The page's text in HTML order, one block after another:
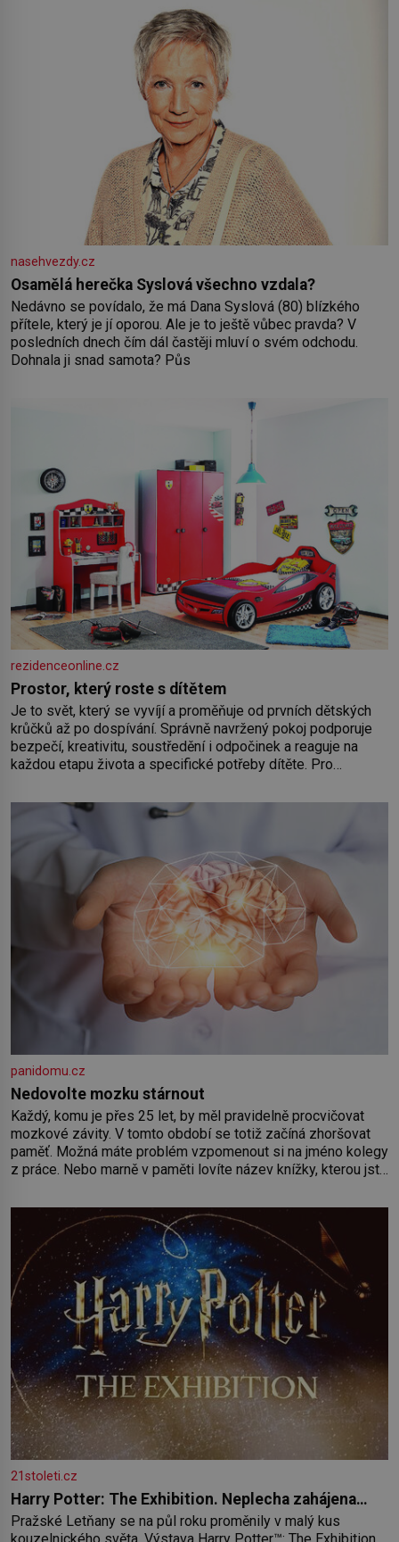
nasehvezdy.cz
Osamělá herečka Syslová všechno vzdala?
Nedávno se povídalo, že má Dana Syslová (80) blízkého
přítele, který je jí oporou. Ale je to ještě vůbec pravda? V
posledních dnech čím dál častěji mluví o svém odchodu.
Dohnala ji snad samota? Půs
rezidenceonline.cz
Prostor, který roste s dítětem
Je to svět, který se vyvíjí a proměňuje od prvních dětských
krůčků až po dospívání. Správně navržený pokoj podporuje
bezpečí, kreativitu, soustředění i odpočinek a reaguje na
každou etapu života a specifické potřeby dítěte. Pro
by pokoj miminka měl působit především klidně a útulně.
Předškolní věk je
panidomu.cz
Nedovolte mozku stárnout
Každý, komu je přes 25 let, by měl pravidelně procvičovat
mozkové závity. V tomto období se totiž začíná zhoršovat
paměť. Možná máte problém vzpomenout si na jméno kolegy
z práce. Nebo marně v paměti lovíte název knížky, kterou jste
paměť rozhodla stávkovat. Cvičte
21stoleti.cz
Harry Potter: The Exhibition. Neplecha zahájena…
Pražské Letňany se na půl roku proměnily v malý kus